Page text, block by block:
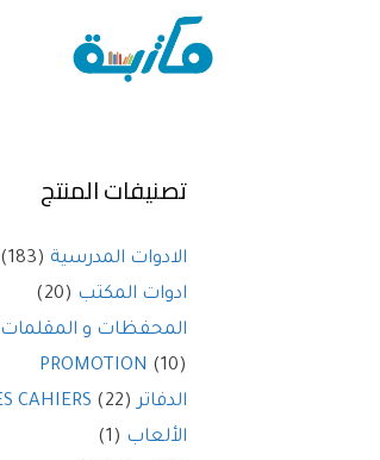
تصنيفات المنتج
الادوات المدرسية (183)
ادوات المكتب (20)
المحفظات و المقلمات
PROMOTION (10)
الدفاتر LES CAHIERS (22)
الألعاب (1)